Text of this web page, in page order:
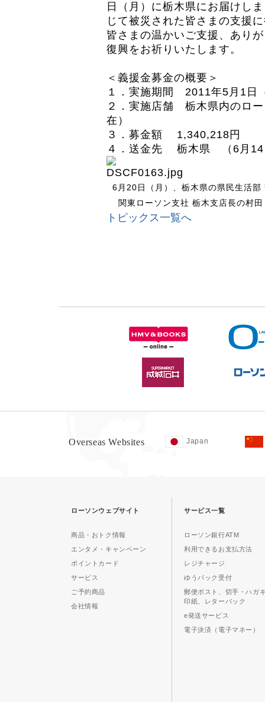
日（月）に栃木県にお届けし
じて被災された皆さまの支援
皆さまの温かいご支援、あり
復興をお祈りいたします。
＜義援金募金の概要＞
１．実施期間 2011年5月1日
２．実施店舗 栃木県内のロ
在）
３．募金額 1,340,218円
４．送金先 栃木県 （6月14
6月20日（月）、栃木県の県民生活
関東ローソン支社 栃木支店長の村田
トピックス一覧へ
Overseas Websites Japan
ローソンウェブサイト
商品・おトク情報
エンタメ・キャンペーン
ポイントカード
サービス
ご予約商品
会社情報
サービス一覧
ローソン銀行ATM
利用できるお支払方法
レジチャージ
ゆうパック受付
郵便ポスト、切手・ハガ
印紙、レターパック
e発送サービス
電子決済（電子マネー）